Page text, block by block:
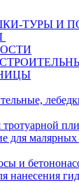
ТУРЫ И
для малярных
и
нанесения